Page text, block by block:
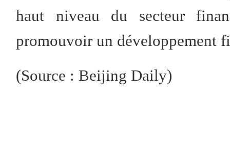
haut niveau du secteur
promouvoir un développement
(Source : Beijing Daily)